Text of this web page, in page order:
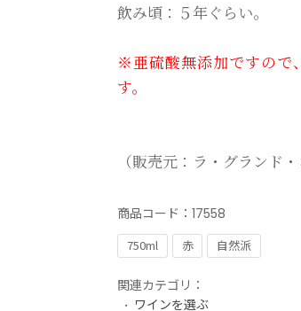
飲み頃：５年ぐらい。
※亜硫酸無添加ですので
す。
（販売元：ラ・グランド
商品コード：17558
750ml 赤 自然派
関連カテゴリ：
ワインを選ぶ